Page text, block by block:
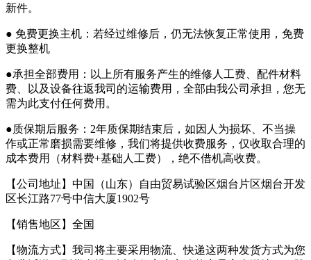
新件。
● 免费更换主机：若经过维修后，仍无法恢复正常使用，免费
更换整机
●承担全部费用：以上所有服务产生的维修人工费、配件材料
费、以及设备往返我司的运输费用，全部由我公司承担，您无
需为此支付任何费用。
●质保期后服务：2年质保期结束后，如因人为损坏、不当操
作或正常磨损需要维修，我们将提供收费服务，仅收取合理的
成本费用（材料费+基础人工费），绝不借机高收费。
【公司地址】中国（山东）自由贸易试验区烟台片区烟台开发
区长江路77号中信大厦1902号
【销售地区】全国
【物流方式】我司将主要采用物流、快递这两种发货方式为您